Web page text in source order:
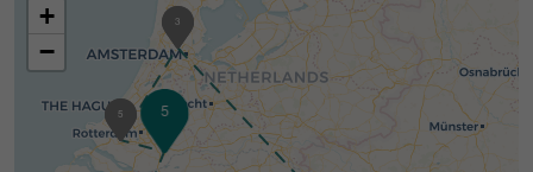
23
45 5
+
−